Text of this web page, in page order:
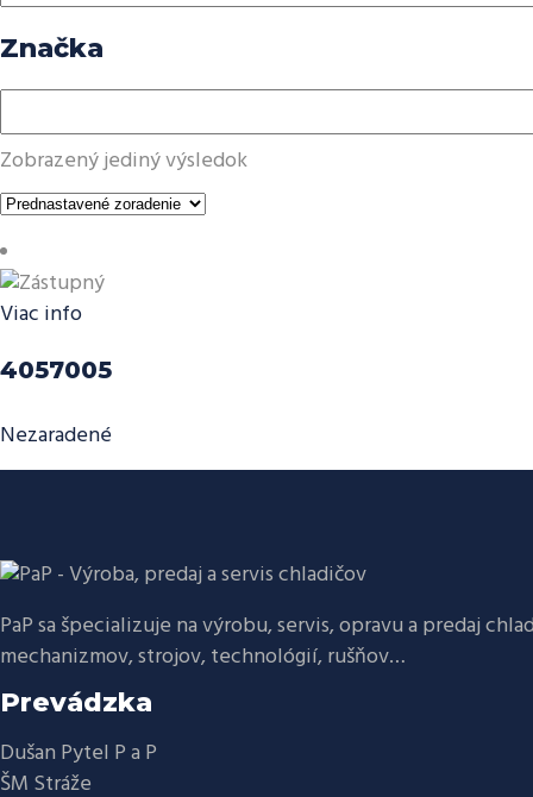
Značka
Zobrazený jediný výsledok
Viac info
4057005
Nezaradené
PaP sa špecializuje na výrobu, servis, opravu a predaj
mechanizmov, strojov, technológií, rušňov…
Prevádzka
Dušan Pytel P a P
ŠM Stráže